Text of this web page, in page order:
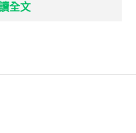
全文